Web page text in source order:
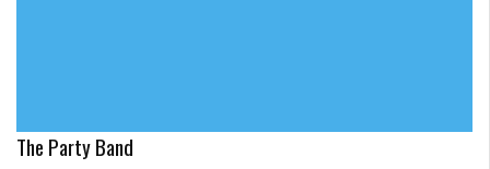
The Party Band